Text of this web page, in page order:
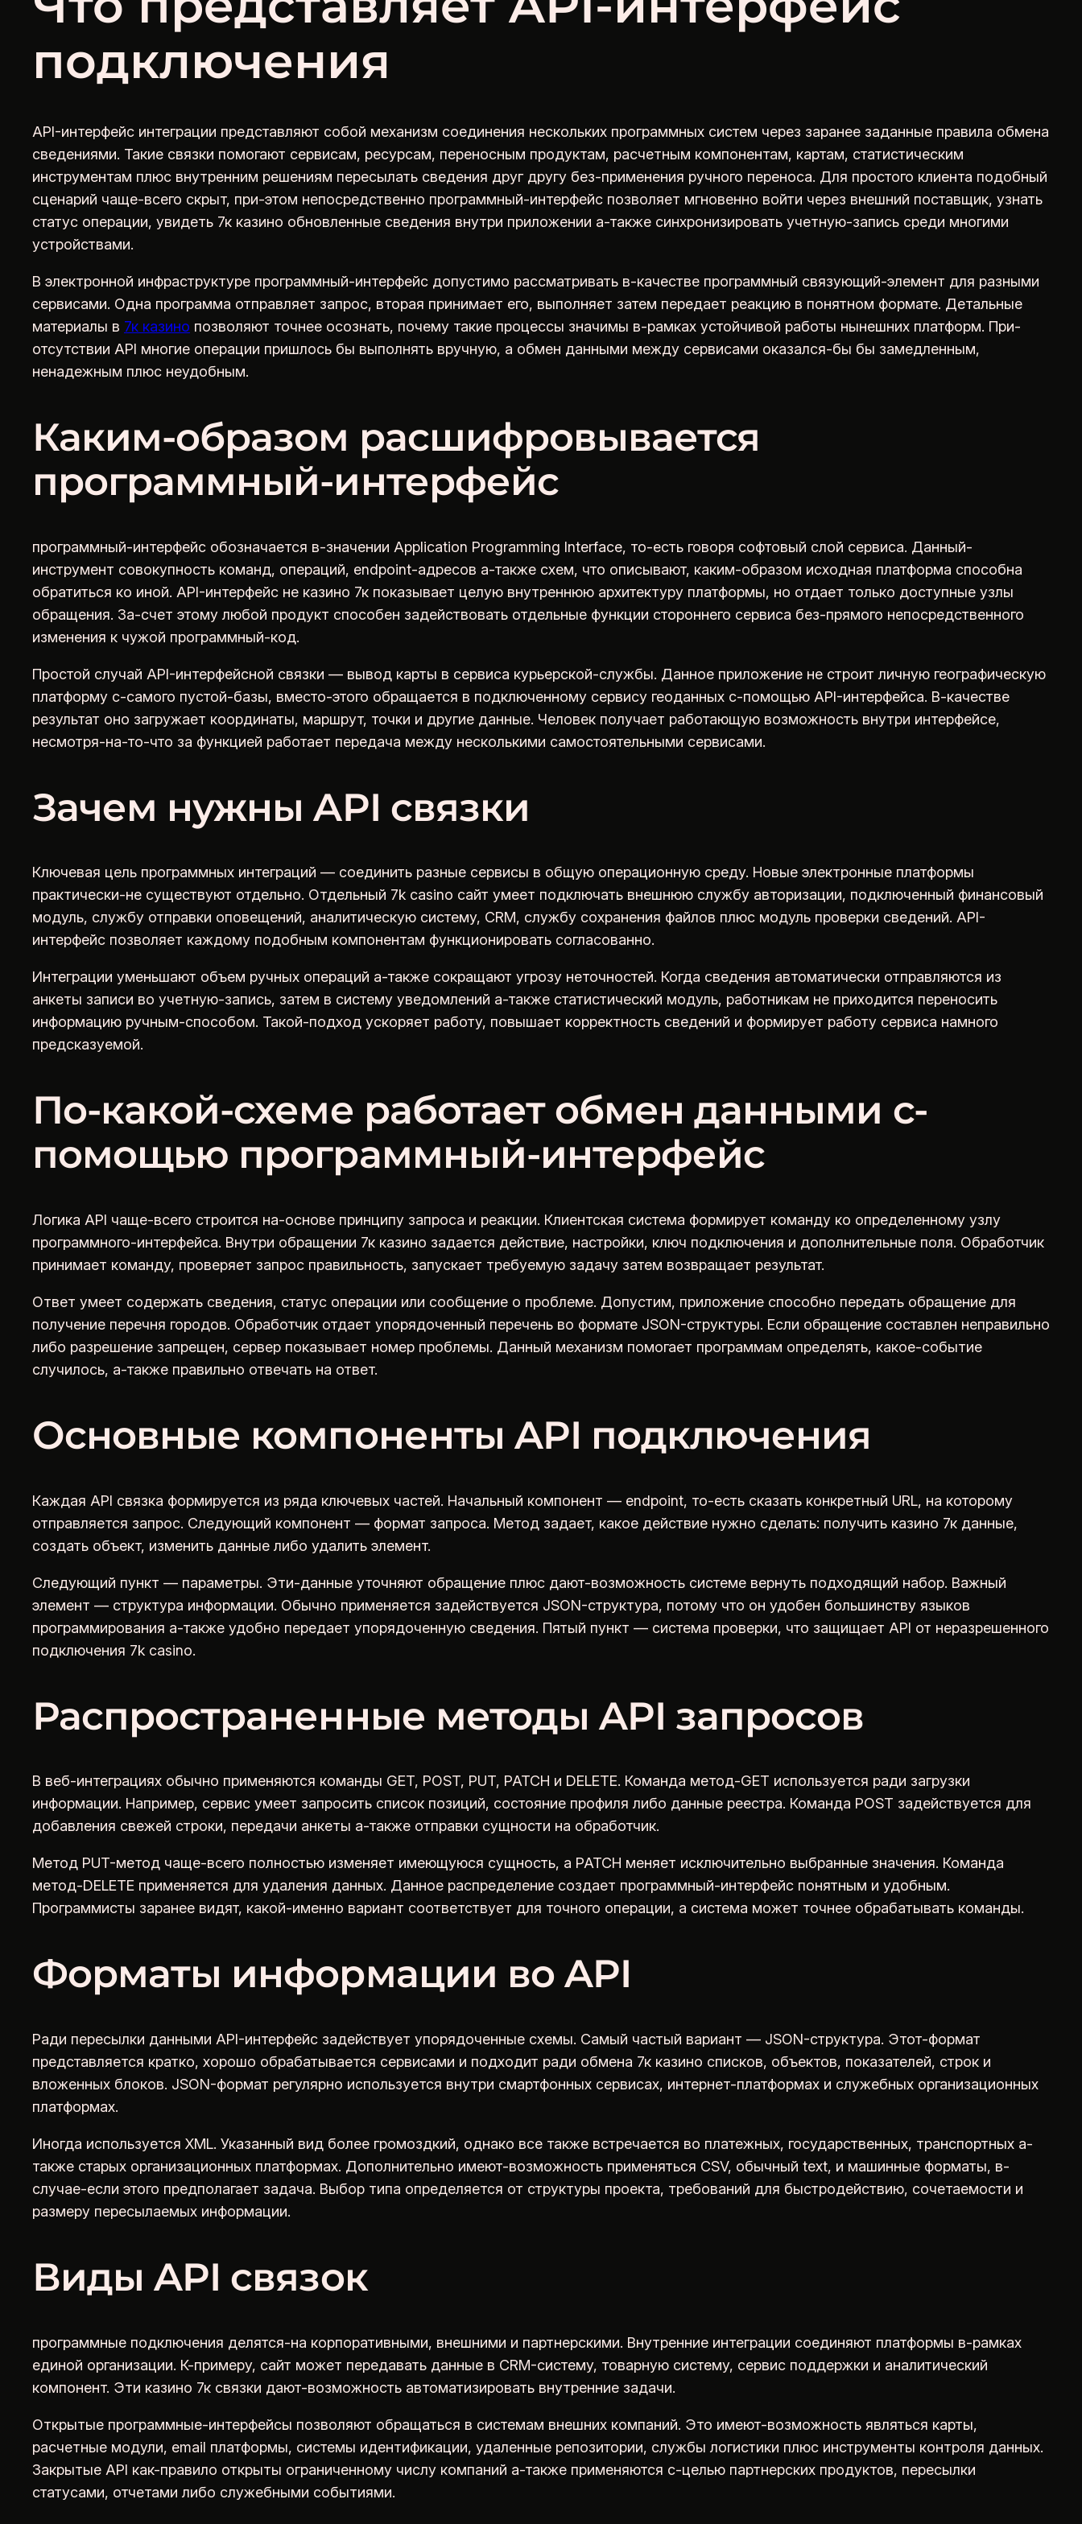
подключения
API-интерфейс интеграции представляют собой механизм соединения нескольких программных систем через заранее заданные правила обмена
сведениями. Такие связки помогают сервисам, ресурсам, переносным продуктам, расчетным компонентам, картам, статистическим
инструментам плюс внутренним решениям пересылать сведения друг другу без-применения ручного переноса. Для простого клиента подобный
сценарий чаще-всего скрыт, при-этом непосредственно программный-интерфейс позволяет мгновенно войти через внешний поставщик, узнать
статус операции, увидеть 7к казино обновленные сведения внутри приложении а-также синхронизировать учетную-запись среди многими
устройствами.
В электронной инфраструктуре программный-интерфейс допустимо рассматривать в-качестве программный связующий-элемент для разными
сервисами. Одна программа отправляет запрос, вторая принимает его, выполняет затем передает реакцию в понятном формате. Детальные
материалы в 7к казино позволяют точнее осознать, почему такие процессы значимы в-рамках устойчивой работы нынешних платформ. При-
отсутствии API многие операции пришлось бы выполнять вручную, а обмен данными между сервисами оказался-бы бы замедленным,
ненадежным плюс неудобным.
Каким-образом расшифровывается
программный-интерфейс
программный-интерфейс обозначается в-значении Application Programming Interface, то-есть говоря софтовый слой сервиса. Данный-
инструмент совокупность команд, операций, endpoint-адресов а-также схем, что описывают, каким-образом исходная платформа способна
обратиться ко иной. API-интерфейс не казино 7к показывает целую внутреннюю архитектуру платформы, но отдает только доступные узлы
обращения. За-счет этому любой продукт способен задействовать отдельные функции стороннего сервиса без-прямого непосредственного
изменения к чужой программный-код.
Простой случай API-интерфейсной связки — вывод карты в сервиса курьерской-службы. Данное приложение не строит личную географическую
платформу с-самого пустой-базы, вместо-этого обращается в подключенному сервису геоданных с-помощью API-интерфейса. В-качестве
результат оно загружает координаты, маршрут, точки и другие данные. Человек получает работающую возможность внутри интерфейсе,
несмотря-на-то-что за функцией работает передача между несколькими самостоятельными сервисами.
Зачем нужны API связки
Ключевая цель программных интеграций — соединить разные сервисы в общую операционную среду. Новые электронные платформы
практически-не существуют отдельно. Отдельный 7k casino сайт умеет подключать внешнюю службу авторизации, подключенный финансовый
модуль, службу отправки оповещений, аналитическую систему, CRM, службу сохранения файлов плюс модуль проверки сведений. API-
интерфейс позволяет каждому подобным компонентам функционировать согласованно.
Интеграции уменьшают объем ручных операций а-также сокращают угрозу неточностей. Когда сведения автоматически отправляются из
анкеты записи во учетную-запись, затем в систему уведомлений а-также статистический модуль, работникам не приходится переносить
информацию ручным-способом. Такой-подход ускоряет работу, повышает корректность сведений и формирует работу сервиса намного
предсказуемой.
По-какой-схеме работает обмен данными с-
помощью программный-интерфейс
Логика API чаще-всего строится на-основе принципу запроса и реакции. Клиентская система формирует команду ко определенному узлу
программного-интерфейса. Внутри обращении 7к казино задается действие, настройки, ключ подключения и дополнительные поля. Обработчик
принимает команду, проверяет запрос правильность, запускает требуемую задачу затем возвращает результат.
Ответ умеет содержать сведения, статус операции или сообщение о проблеме. Допустим, приложение способно передать обращение для
получение перечня городов. Обработчик отдает упорядоченный перечень во формате JSON-структуры. Если обращение составлен неправильно
либо разрешение запрещен, сервер показывает номер проблемы. Данный механизм помогает программам определять, какое-событие
случилось, а-также правильно отвечать на ответ.
Основные компоненты API подключения
Каждая API связка формируется из ряда ключевых частей. Начальный компонент — endpoint, то-есть сказать конкретный URL, на которому
отправляется запрос. Следующий компонент — формат запроса. Метод задает, какое действие нужно сделать: получить казино 7к данные,
создать объект, изменить данные либо удалить элемент.
Следующий пункт — параметры. Эти-данные уточняют обращение плюс дают-возможность системе вернуть подходящий набор. Важный
элемент — структура информации. Обычно применяется задействуется JSON-структура, потому что он удобен большинству языков
программирования а-также удобно передает упорядоченную сведения. Пятый пункт — система проверки, что защищает API от неразрешенного
подключения 7k casino.
Распространенные методы API запросов
В веб-интеграциях обычно применяются команды GET, POST, PUT, PATCH и DELETE. Команда метод-GET используется ради загрузки
информации. Например, сервис умеет запросить список позиций, состояние профиля либо данные реестра. Команда POST задействуется для
добавления свежей строки, передачи анкеты а-также отправки сущности на обработчик.
Метод PUT-метод чаще-всего полностью изменяет имеющуюся сущность, а PATCH меняет исключительно выбранные значения. Команда
метод-DELETE применяется для удаления данных. Данное распределение создает программный-интерфейс понятным и удобным.
Программисты заранее видят, какой-именно вариант соответствует для точного операции, а система может точнее обрабатывать команды.
Форматы информации во API
Ради пересылки данными API-интерфейс задействует упорядоченные схемы. Самый частый вариант — JSON-структура. Этот-формат
представляется кратко, хорошо обрабатывается сервисами и подходит ради обмена 7к казино списков, объектов, показателей, строк и
вложенных блоков. JSON-формат регулярно используется внутри смартфонных сервисах, интернет-платформах и служебных организационных
платформах.
Иногда используется XML. Указанный вид более громоздкий, однако все также встречается во платежных, государственных, транспортных а-
также старых организационных платформах. Дополнительно имеют-возможность применяться CSV, обычный text, и машинные форматы, в-
случае-если этого предполагает задача. Выбор типа определяется от структуры проекта, требований для быстродействию, сочетаемости и
размеру пересылаемых информации.
Виды API связок
программные подключения делятся-на корпоративными, внешними и партнерскими. Внутренние интеграции соединяют платформы в-рамках
единой организации. К-примеру, сайт может передавать данные в CRM-систему, товарную систему, сервис поддержки и аналитический
компонент. Эти казино 7к связки дают-возможность автоматизировать внутренние задачи.
Открытые программные-интерфейсы позволяют обращаться в системам внешних компаний. Это имеют-возможность являться карты,
расчетные модули, email платформы, системы идентификации, удаленные репозитории, службы логистики плюс инструменты контроля данных.
Закрытые API как-правило открыты ограниченному числу компаний а-также применяются с-целью партнерских продуктов, пересылки
статусами, отчетами либо служебными событиями.